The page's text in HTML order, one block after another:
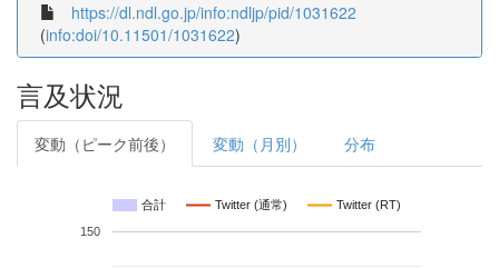
https://dl.ndl.go.jp/info:ndljp/pid/1031622
(info:doi/10.11501/1031622)
言及状況
変動（ピーク前後） 変動（月別） 分布
合計 Twitter (通常) Twitter (RT)
150